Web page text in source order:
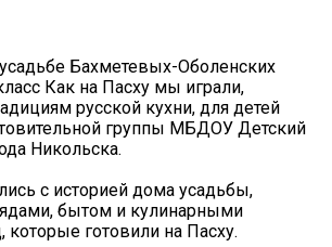
Бахметевых-Оболенских
Как на Пасху мы играли,
русской кухни, для детей
группы МБДОУ Детский
Никольска.
с историей дома усадьбы,
бытом и кулинарными
готовили на Пасху.